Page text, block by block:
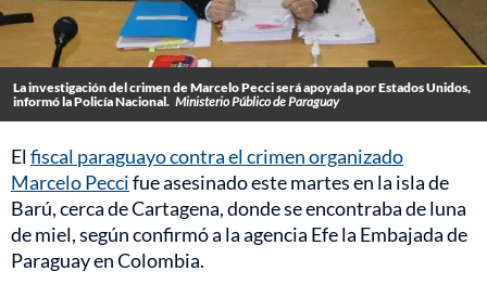
La investigación del crimen de Marcelo Pecci será apoyada por Estados Unidos,
informó la Policía Nacional. Ministerio Público de Paraguay
Elfiscal paraguayo contra el crimen organizado
Marcelo Peccifue asesinado este martes en la isla de
Barú, cerca de Cartagena, donde se encontraba de luna
de miel, según confirmó a la agencia Efe la Embajada de
Paraguay en Colombia.